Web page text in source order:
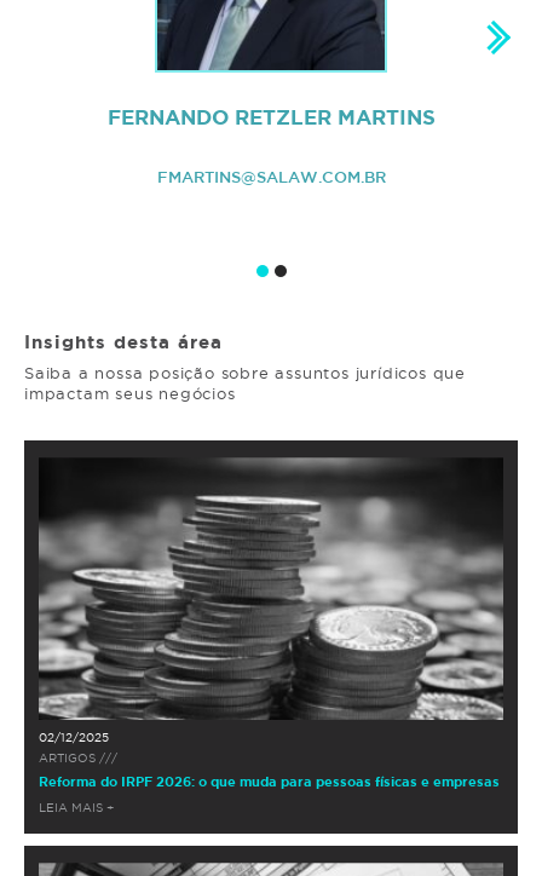
FERNANDO RETZLER MARTINS
FMARTINS@SALAW.COM.BR
Insights desta área
Saiba a nossa posição sobre assuntos jurídicos que
impactam seus negócios
02/12/2025
ARTIGOS ///
Reforma do IRPF 2026: o que muda para pessoas físicas e empresas
LEIA MAIS +